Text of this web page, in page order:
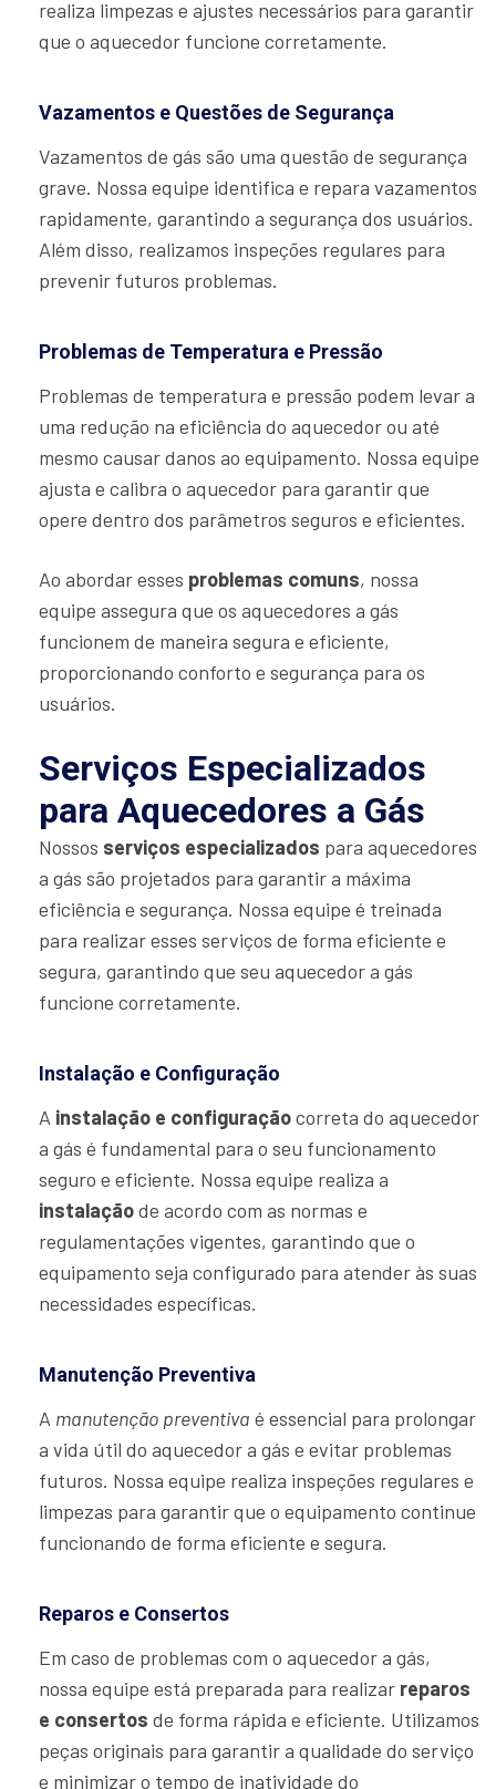
realiza limpezas e ajustes necessários para garantir
que o aquecedor funcione corretamente.
Vazamentos e Questões de Segurança
Vazamentos de gás são uma questão de segurança
grave. Nossa equipe identifica e repara vazamentos
rapidamente, garantindo a segurança dos usuários.
Além disso, realizamos inspeções regulares para
prevenir futuros problemas.
Problemas de Temperatura e Pressão
Problemas de temperatura e pressão podem levar a
uma redução na eficiência do aquecedor ou até
mesmo causar danos ao equipamento. Nossa equipe
ajusta e calibra o aquecedor para garantir que
opere dentro dos parâmetros seguros e eficientes.
Ao abordar esses problemas comuns, nossa
equipe assegura que os aquecedores a gás
funcionem de maneira segura e eficiente,
proporcionando conforto e segurança para os
usuários.
Serviços Especializados
para Aquecedores a Gás
Nossos serviços especializados para aquecedores
a gás são projetados para garantir a máxima
eficiência e segurança. Nossa equipe é treinada
para realizar esses serviços de forma eficiente e
segura, garantindo que seu aquecedor a gás
funcione corretamente.
Instalação e Configuração
A instalação e configuraçãocorreta do aquecedor
a gás é fundamental para o seu funcionamento
seguro e eficiente. Nossa equipe realiza a
instalaçãode acordo com as normas e
regulamentações vigentes, garantindo que o
equipamento seja configurado para atender às suas
necessidades específicas.
Manutenção Preventiva
A manutenção preventiva é essencial para prolongar
a vida útil do aquecedor a gás e evitar problemas
futuros. Nossa equipe realiza inspeções regulares e
limpezas para garantir que o equipamento continue
funcionando de forma eficiente e segura.
Reparos e Consertos
Em caso de problemas com o aquecedor a gás,
nossa equipe está preparada para realizar reparos
e consertos de forma rápida e eficiente. Utilizamos
peças originais para garantir a qualidade do serviço
e minimizar o tempo de inatividade do